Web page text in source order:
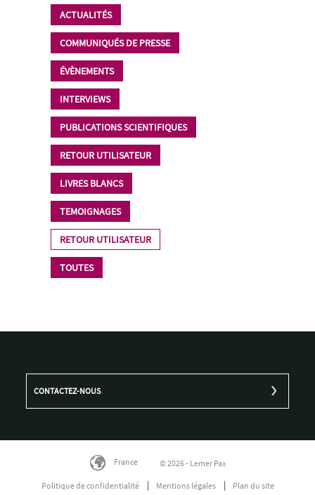
ACTUALITÉS
COMMUNIQUÉS DE PRESSE
ÉVÈNEMENTS
INTERVIEWS
PUBLICATIONS SCIENTIFIQUES
RETOUR UTILISATEUR
LIVRES BLANCS
TEMOIGNAGES
RETOUR UTILISATEUR
TOUTES
CONTACTEZ-NOUS
France © 2026 - Lemer Pax
Politique de confidentialité Mentions légales Plan du site